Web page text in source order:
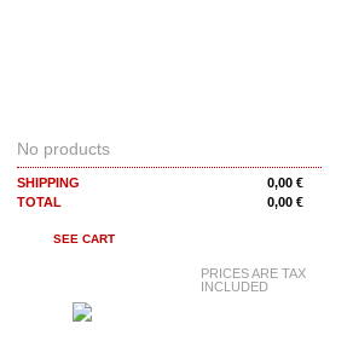
No products
SHIPPING
0,00 €
TOTAL
0,00 €
SEE CART
PRICES ARE TAX
INCLUDED